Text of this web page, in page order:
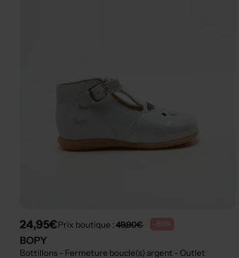
24,95€Prix boutique :49,90€ -50%
BOPY
Bottillons - Fermeture boucle(s) argent - Outlet